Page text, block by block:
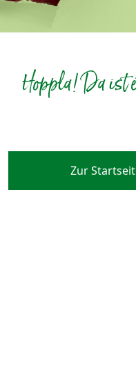
Hoppla! Da ist
Zur